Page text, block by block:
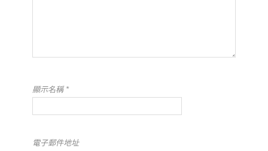
顯示名稱 *
電子郵件地址